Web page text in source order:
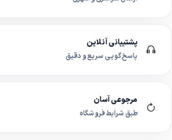
پشتیبانی آنلاین
پاسخ‌گویی سریع و دقیق
مرجوعی آسان
طبق شرایط فروشگاه